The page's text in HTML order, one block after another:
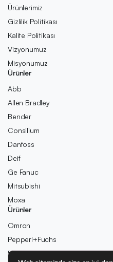
Ürünlerimiz
Gizlilik Politikası
Kalite Politikası
Vizyonumuz
Misyonumuz
Ürünler
Abb
Allen Bradley
Bender
Consilium
Danfoss
Deif
Ge Fanuc
Mitsubishi
Moxa
Ürünler
Omron
Pepperl+Fuchs
Pilz